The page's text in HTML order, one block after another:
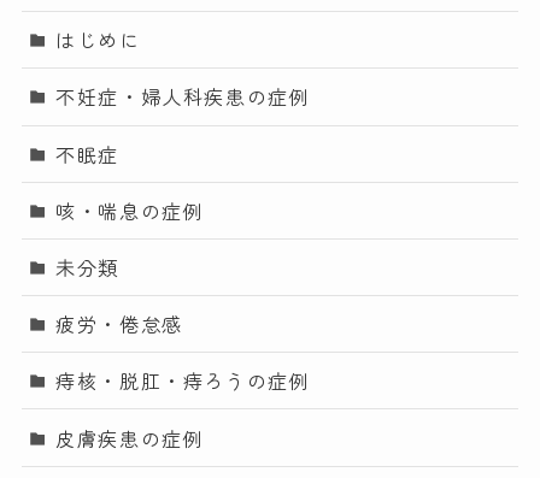
はじめに
不妊症・婦人科疾患の症例
不眠症
咳・喘息の症例
未分類
疲労・倦怠感
痔核・脱肛・痔ろうの症例
皮膚疾患の症例